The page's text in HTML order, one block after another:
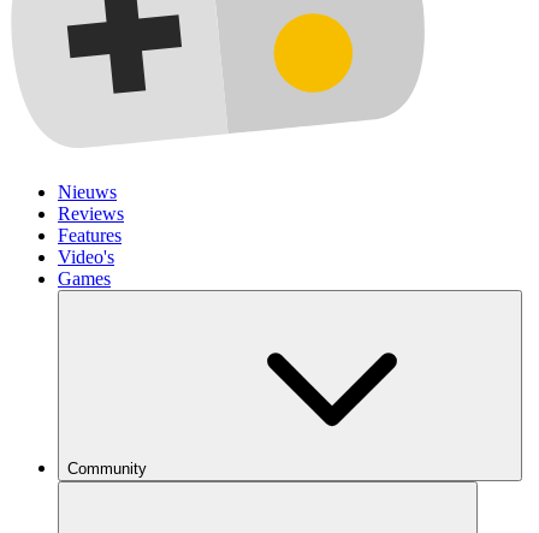
Nieuws
Reviews
Features
Video's
Games
Community